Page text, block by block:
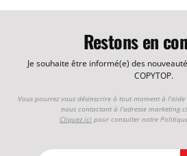
Restons en
Je souhaite être informé(e) des
COPYTOP.
Vous pourrez vous désinscrire à tout moment à
nous contactant à l'adresse
Cliquez ici pour consulter notre